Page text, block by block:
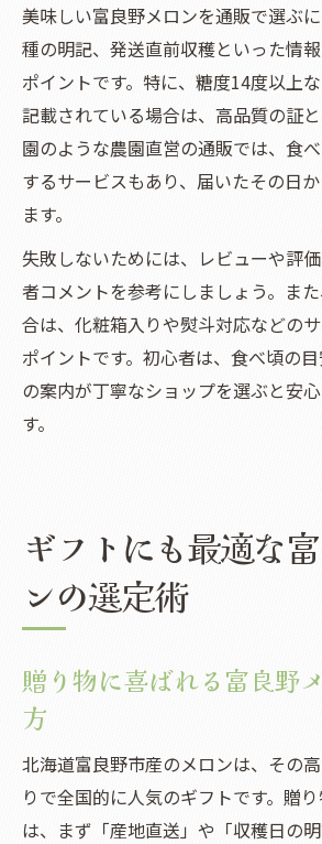
美味しい富良野メロンを通販で選ぶ
種の明記、発送直前収穫といった情
ポイントです。特に、糖度14度以上
記載されている場合は、高品質の証
園のような農園直営の通販では、食
するサービスもあり、届いたその日
ます。
失敗しないためには、レビューや評
者コメントを参考にしましょう。ま
合は、化粧箱入りや熨斗対応などの
ポイントです。初心者は、食べ頃の
の案内が丁寧なショップを選ぶと安
す。
ギフトにも最適な
ンの選定術
贈り物に喜ばれる富良野
方
北海道富良野市産のメロンは、その
りで全国的に人気のギフトです。贈
は、まず「産地直送」や「収穫日の